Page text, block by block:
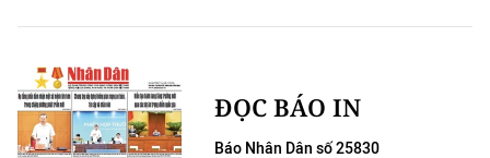
ĐỌC BÁO IN
Báo Nhân Dân số 25830